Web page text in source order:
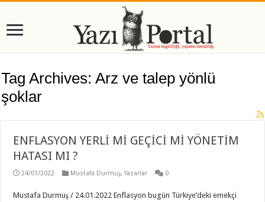
Tag Archives:Arz ve talep yönlü
şoklar
ENFLASYON YERLİ Mİ GEÇİCİ Mİ YÖNETİM
HATASI MI ?
24/01/2022 Mustafa Durmuş,Yazarlar 0
Mustafa Durmuş / 24.01.2022 Enflasyon bugün Türkiye’deki emekçi